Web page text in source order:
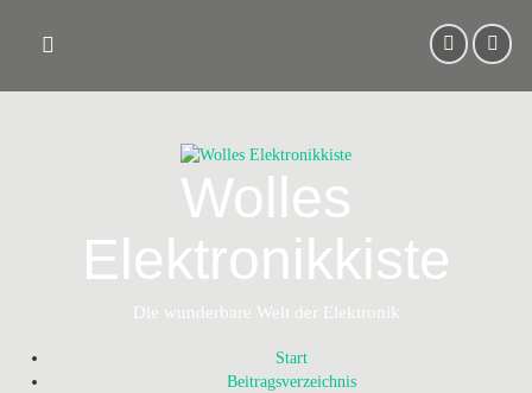
content
Wolles
Elektronikkiste
Die wunderbare Welt der Elektronik
Start
Beitragsverzeichnis